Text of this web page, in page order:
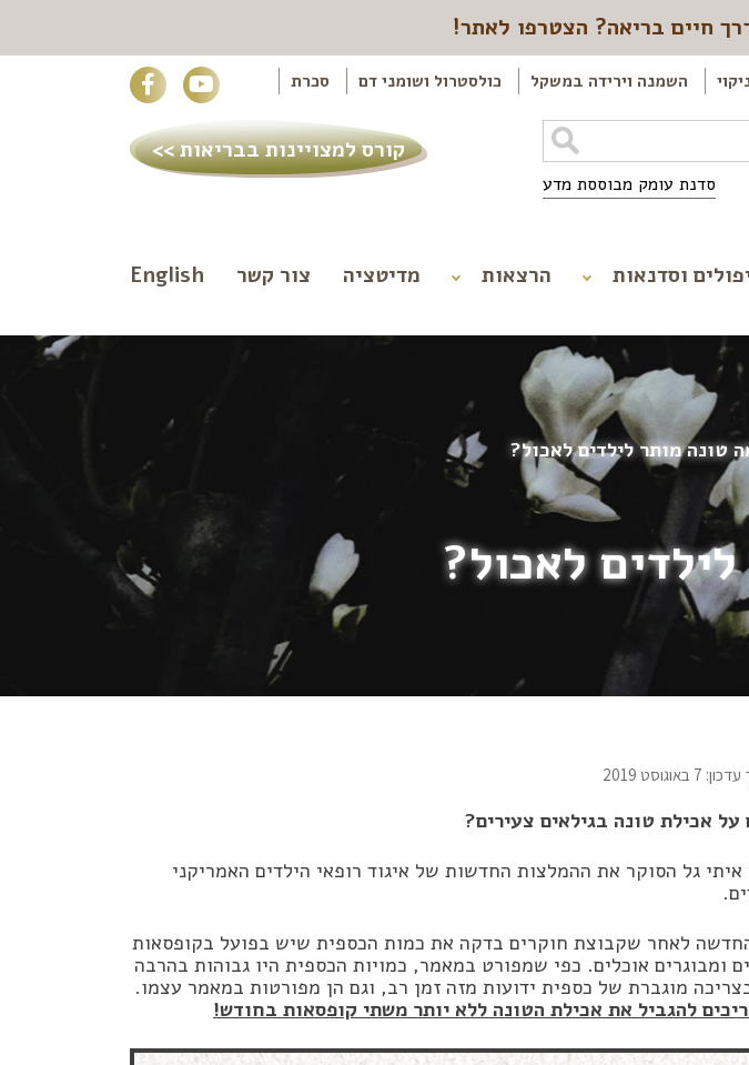
חיים בריאה? הצטרפו לאתר!
השמנה וירידה במשקל כולסטרול ושומני דם סכרת
סדנת עומק מבוססת מדע
קורס למצויינות בבריאות >>
וסדנאות הרצאות מדיטציה צור קשר English
טונה מותר לילדים לאכול?
לאכול?
באוגוסט 2019
על אכילת טונה בגילאים צעירים?
גל הסוקר את ההמלצות החדשות של איגוד רופאי הילדים האמריקני
החדשה לאחר שקבוצת חוקרים בדקה את כמות הכספית שיש בפועל בקופסאות
ומבוגרים אוכלים. כפי שמפורט במאמר, כמויות הכספית היו גבוהות בהרבה
מוגברת של כספית ידועות מזה זמן רב, וגם הן מפורטות במאמר עצמו.
להגביל את אכילת הטונה ללא יותר משתי קופסאות בחודש!